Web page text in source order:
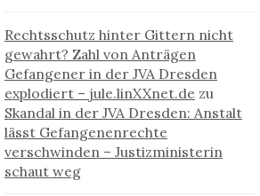
Rechtsschutz hinter Gittern nicht
gewahrt? Zahl von Anträgen
Gefangener in der JVA Dresden
explodiert – jule.linXXnet.de zu
Skandal in der JVA Dresden: Anstalt
lässt Gefangenenrechte
verschwinden – Justizministerin
schaut weg